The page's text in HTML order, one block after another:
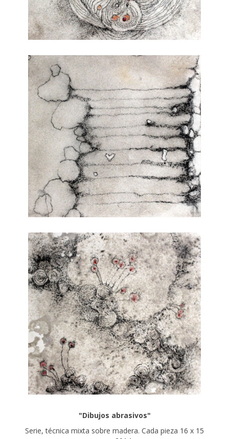
"Dibujos abrasivos"
Serie, técnica mixta sobre madera. Cada pieza 16 x 15